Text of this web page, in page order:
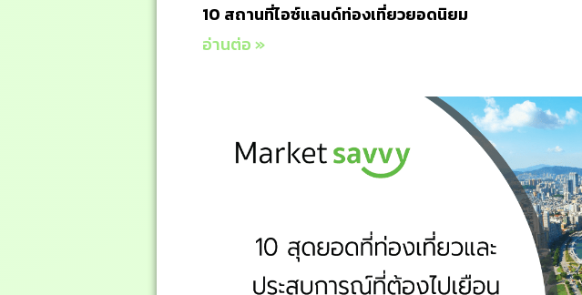
10 สถานที่ไอซ์แลนด์ท่องเที่ยวยอดนิยม
อ่านต่อ »